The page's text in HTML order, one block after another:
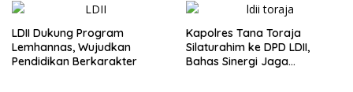
LDII Dukung Program
Lemhannas, Wujudkan
Pendidikan Berkarakter
Kapolres Tana Toraja
Silaturahim ke DPD LDII,
Bahas Sinergi Jaga